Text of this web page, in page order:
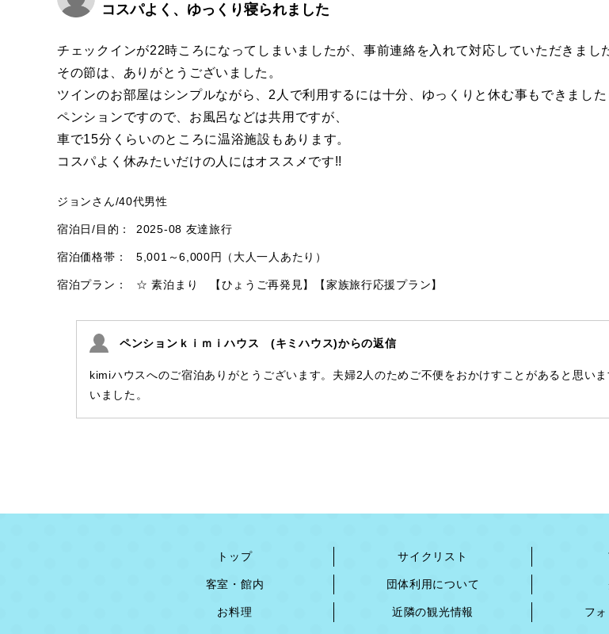
コスパよく、ゆっくり寝られました
チェックインが22時ころになってしまいましたが、事前連絡を入れて対応していただきまし
その節は、ありがとうございました。
ツインのお部屋はシンプルながら、2人で利用するには十分、ゆっくりと休む事もできました
ペンションですので、お風呂などは共用ですが、
車で15分くらいのところに温浴施設もあります。
コスパよく休みたいだけの人にはオススメです!!
ジョンさん/40代男性
宿泊日/目的： 2025-08 友達旅行
宿泊価格帯： 5,001～6,000円（大人一人あたり）
宿泊プラン： ☆ 素泊まり 【ひょうご再発見】【家族旅行応援プラン】
ペンションｋｉｍｉハウス (キミハウス)からの返信
kimiハウスへのご宿泊ありがとうございます。夫婦2人のためご不便をおかけすことがあると思い
いました。
トップ
客室・館内
お料理
サイクリスト
団体利用について
近隣の観光情報 フ